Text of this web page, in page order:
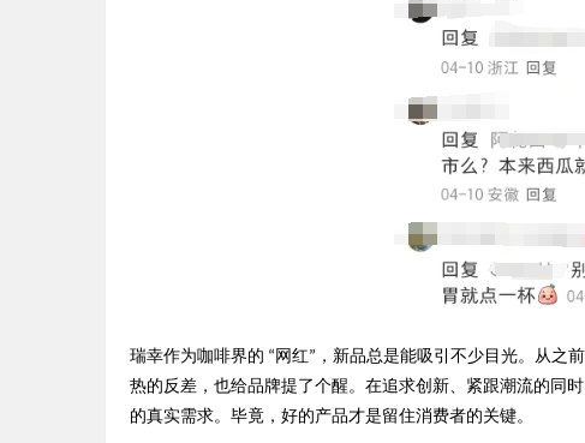
瑞幸作为咖啡界的 “ 网红” ，新品总是能吸引不少目光。从之
热的反差，也给品牌提了个醒。在追求创新、紧跟潮流的同
的真实需求。毕竟，好的产品才是留住消费者的关键。